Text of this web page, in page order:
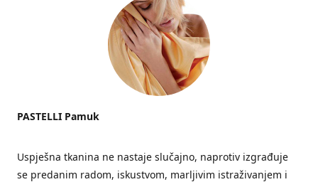
PASTELLI Pamuk
Uspješna tkanina ne nastaje slučajno, naprotiv izgrađuje
se predanim radom, iskustvom, marljivim istraživanjem i